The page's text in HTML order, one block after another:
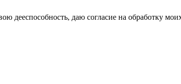
дееспособность, даю согласие на обработку